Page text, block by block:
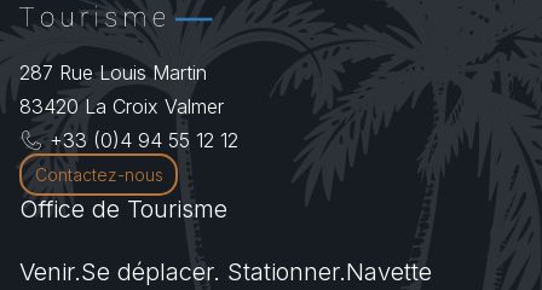
287 Rue Louis Martin
83420 La Croix Valmer
+33 (0)4 94 55 12 12
Contactez-nous
Office de Tourisme
Venir.Se déplacer. Stationner.Navette